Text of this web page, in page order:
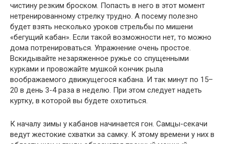
чистину резким броском. Попасть в него в этот момент
нетренированному стрелку трудно. А посему полезно
будет взять несколько уроков стрельбы по мишени
«бегущий кабан». Если такой возможности нет, то можно
дома потренироваться. Упражнение очень простое.
Вскидывайте незаряженное ружье со спущенными
курками и провожайте мушкой кончик рыла
воображаемого движущегося кабана. И так минут по 15–
20 в день 3-4 раза в неделю. При этом следует надеть
куртку, в которой вы будете охотиться.
К началу зимы у кабанов начинается гон. Самцы-секачи
ведут жестокие схватки за самку. К этому времени у них в